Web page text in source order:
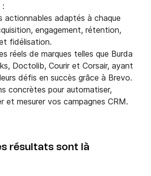
:
actionnables adaptés à chaque
engagement, rétention,
fidélisation.
réels de marques telles que Burda
Doctolib, Courir et Corsair, ayant
défis en succès grâce à Brevo.
concrètes pour automatiser,
et mesurer vos campagnes CRM.
résultats sont là